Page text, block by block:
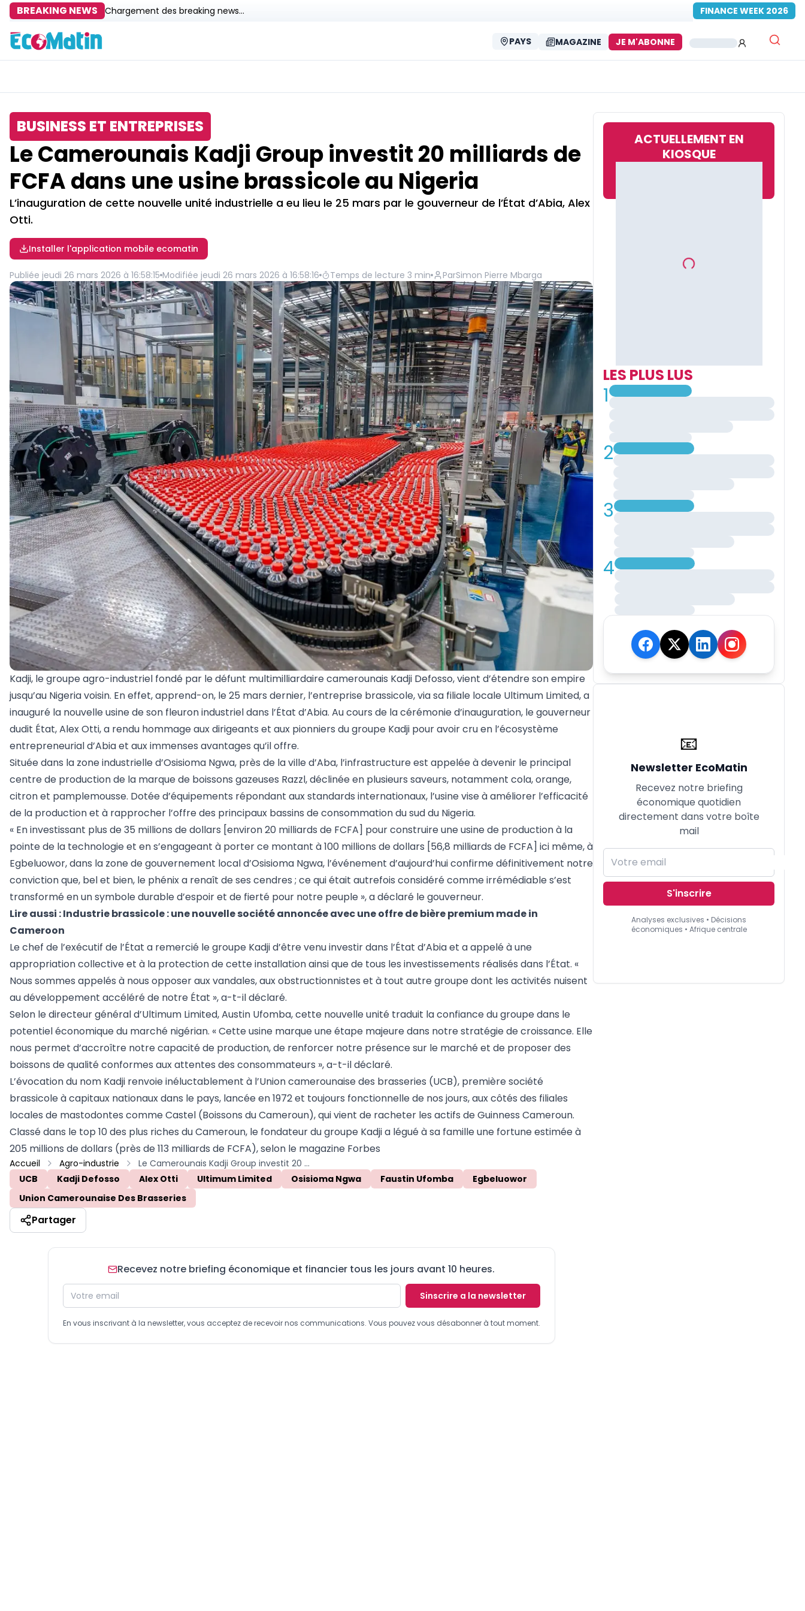
BREAKING NEWS Chargement des breaking news... FINANCE WEEK 2026
PAYS MAGAZINE JE M'ABONNE
BUSINESS ET ENTREPRISES
Le Camerounais Kadji Group investit 20 milliards de
FCFA dans une usine brassicole au Nigeria
L’inauguration de cette nouvelle unité industrielle a eu lieu le 25 mars par le gouverneur de l’État d’Abia, Alex
Otti.
Installer l'application mobile ecomatin
Publiée jeudi 26 mars 2026 à 16:58:15 Modifiée jeudi 26 mars 2026 à 16:58:16 Temps de lecture 3 min ParSimon Pierre Mbarga
Kadji, le groupe agro-industriel fondé par le défunt multimilliardaire camerounais Kadji Defosso, vient d’étendre son empire
jusqu’au Nigeria voisin. En effet, apprend-on, le 25 mars dernier, l’entreprise brassicole, via sa filiale locale Ultimum Limited, a
inauguré la nouvelle usine de son fleuron industriel dans l’État d’Abia. Au cours de la cérémonie d’inauguration, le gouverneur
dudit État, Alex Otti, a rendu hommage aux dirigeants et aux pionniers du groupe Kadji pour avoir cru en l’écosystème
entrepreneurial d’Abia et aux immenses avantages qu’il offre.
Située dans la zone industrielle d’Osisioma Ngwa, près de la ville d’Aba, l’infrastructure est appelée à devenir le principal
centre de production de la marque de boissons gazeuses Razzl, déclinée en plusieurs saveurs, notamment cola, orange,
citron et pamplemousse. Dotée d’équipements répondant aux standards internationaux, l’usine vise à améliorer l’efficacité
de la production et à rapprocher l’offre des principaux bassins de consommation du sud du Nigeria.
« En investissant plus de 35 millions de dollars [environ 20 milliards de FCFA] pour construire une usine de production à la
pointe de la technologie et en s’engageant à porter ce montant à 100 millions de dollars [56,8 milliards de FCFA] ici même, à
Egbeluowor, dans la zone de gouvernement local d’Osisioma Ngwa, l’événement d’aujourd’hui confirme définitivement notre
conviction que, bel et bien, le phénix a renaît de ses cendres ; ce qui était autrefois considéré comme irrémédiable s’est
transformé en un symbole durable d’espoir et de fierté pour notre peuple », a déclaré le gouverneur.
Lire aussi :Industrie brassicole : une nouvelle société annoncée avec une offre de bière premium made in
Cameroon
Le chef de l’exécutif de l’État a remercié le groupe Kadji d’être venu investir dans l’État d’Abia et a appelé à une
appropriation collective et à la protection de cette installation ainsi que de tous les investissements réalisés dans l’État. «
Nous sommes appelés à nous opposer aux vandales, aux obstructionnistes et à tout autre groupe dont les activités nuisent
au développement accéléré de notre État », a-t-il déclaré.
Selon le directeur général d’Ultimum Limited, Austin Ufomba, cette nouvelle unité traduit la confiance du groupe dans le
potentiel économique du marché nigérian. « Cette usine marque une étape majeure dans notre stratégie de croissance. Elle
nous permet d’accroître notre capacité de production, de renforcer notre présence sur le marché et de proposer des
boissons de qualité conformes aux attentes des consommateurs », a-t-il déclaré.
L’évocation du nom Kadji renvoie inéluctablement à l’Union camerounaise des brasseries (UCB), première société
brassicole à capitaux nationaux dans le pays, lancée en 1972 et toujours fonctionnelle de nos jours, aux côtés des filiales
locales de mastodontes comme Castel (Boissons du Cameroun), qui vient de racheter les actifs de Guinness Cameroun.
Classé dans le top 10 des plus riches du Cameroun, le fondateur du groupe Kadji a légué à sa famille une fortune estimée à
205 millions de dollars (près de 113 milliards de FCFA), selon le magazine Forbes
Accueil Agro-industrie
Le Camerounais Kadji Group investit 20 milliards de FCFA dans une usine brassicole au Nigeria
UCB
Kadji Defosso Alex Otti Ultimum Limited Osisioma Ngwa Faustin Ufomba
Egbeluowor
Union Camerounaise Des Brasseries
Partager
Recevez notre briefing économique et financier tous les jours avant 10 heures.
Sinscrire a la newsletter
En vous inscrivant à la newsletter, vous acceptez de recevoir nos communications. Vous pouvez vous désabonner à tout moment.
ACTUELLEMENT EN
KIOSQUE
LES PLUS LUS
1
2
3
4
📧
Newsletter EcoMatin
Recevez notre briefing
économique quotidien
directement dans votre boîte
mail
S'inscrire
Analyses exclusives • Décisions
économiques • Afrique centrale